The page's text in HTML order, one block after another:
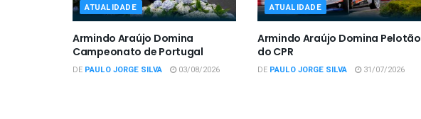
ATUALIDADE
Armindo Araújo Domina
Campeonato de Portugal
DE PAULO JORGE SILVA 03/08/2026
ATUALIDADE
Armindo Araújo Domina Pelotão
do CPR
DE PAULO JORGE SILVA 31/07/2026